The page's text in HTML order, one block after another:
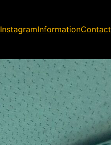
InstagramInformationContact